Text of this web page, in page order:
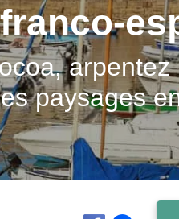
paysages